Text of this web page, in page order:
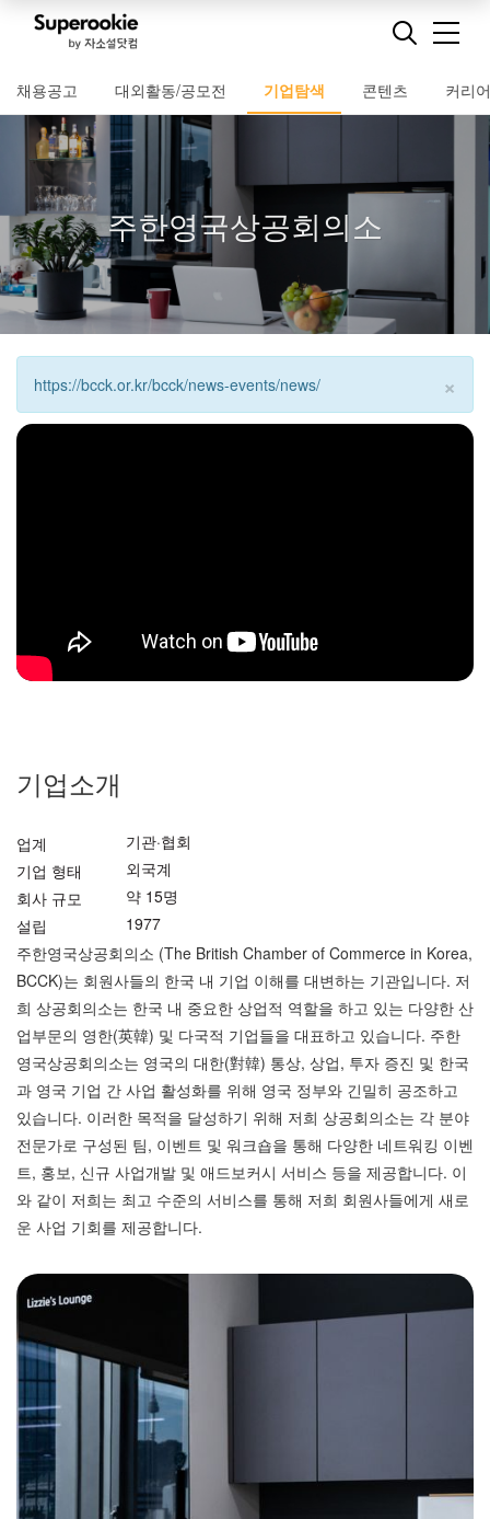
채용공고 대외활동/공모전 기업탐색 콘텐츠 커리
주한영국상공회의소
×
https://bcck.or.kr/bcck/news-events/news/
기업소개
업계
기관·협회
기업 형태
외국계
회사 규모
약 15명
설립
1977
주한영국상공회의소 (The British Chamber of Commerce in Korea,
BCCK)는 회원사들의 한국 내 기업 이해를 대변하는 기관입니다. 저
희 상공회의소는 한국 내 중요한 상업적 역할을 하고 있는 다양한 산
업부문의 영한(英韓) 및 다국적 기업들을 대표하고 있습니다. 주한
영국상공회의소는 영국의 대한(對韓) 통상, 상업, 투자 증진 및 한국
과 영국 기업 간 사업 활성화를 위해 영국 정부와 긴밀히 공조하고
있습니다. 이러한 목적을 달성하기 위해 저희 상공회의소는 각 분야
전문가로 구성된 팀, 이벤트 및 워크숍을 통해 다양한 네트워킹 이벤
트, 홍보, 신규 사업개발 및 애드보커시 서비스 등을 제공합니다. 이
와 같이 저희는 최고 수준의 서비스를 통해 저희 회원사들에게 새로
운 사업 기회를 제공합니다.